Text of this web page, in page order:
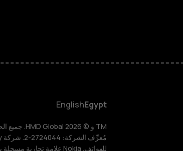
HMD DUB
HMD Watch
للأعمال
Egypt
English
للهواتف. Nokia علامة تجارية مسجلة باسم شركة Nokia Corporation.